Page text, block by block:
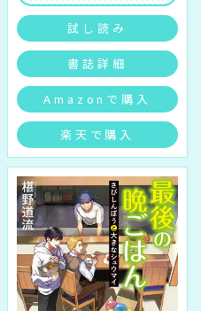
試し読み
書誌詳細
Amazonで購入
楽天で購入